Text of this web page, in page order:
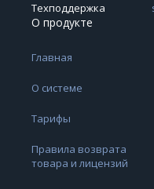
Техподдержка
О продукте
Главная
О системе
Тарифы
Правила возврата
товара и лицензий